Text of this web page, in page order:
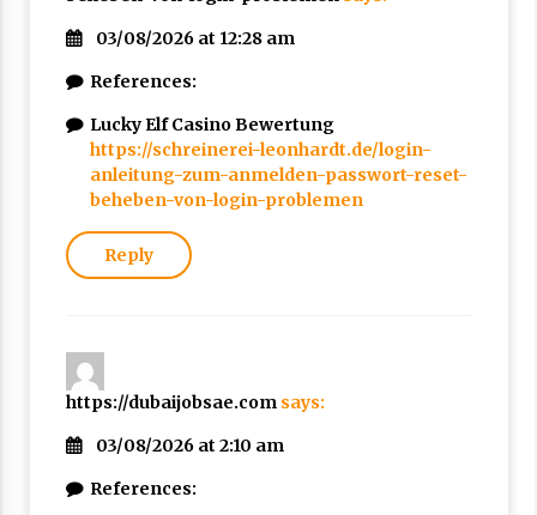
03/08/2026 at 12:28 am
References:
Lucky Elf Casino Bewertung
https://schreinerei-leonhardt.de/login-
anleitung-zum-anmelden-passwort-reset-
beheben-von-login-problemen
Reply
https://dubaijobsae.com says:
03/08/2026 at 2:10 am
References: